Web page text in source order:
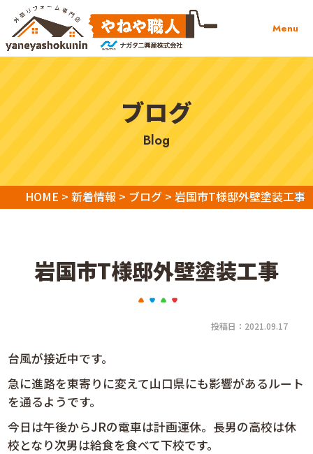
Menu
ブログ
blog
HOME > 新着情報> ブログ> 岩国市T様邸外壁塗装工事
岩国市T様邸外壁塗装工事
投稿日：2021.09.17
台風が接近中です。
急に進路を東寄りに変えて山口県にも影響があるルート
を通るようです。
今日は午後からJRの電車は計画運休。長男の高校は休
校となり次男は給食を食べて下校です。